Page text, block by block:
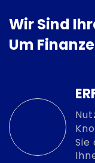
Wir Sind
Um
Sie